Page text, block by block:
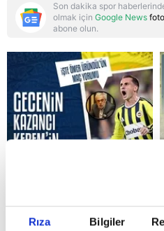
Rıza Bilgiler
Reddet
Son dakika spor
olmak için Google News
abone olun.